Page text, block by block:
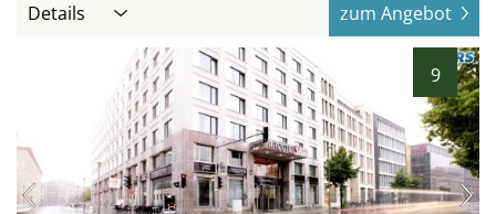
Details zum Angebot
9